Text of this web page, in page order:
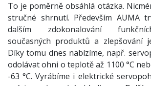
To je poměrně obsáhlá otázka.
stručné shrnutí. Především AUMA
dalším zdokonalování
současných produktů a zlepšování
Díky tomu dnes nabízíme, např.
odolávat ohni o teplotě až 1100 °C
-63 °C. Vyrábíme i elektrické